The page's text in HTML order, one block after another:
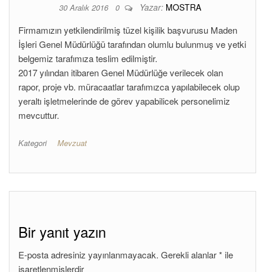
30 Aralık 2016 0 Yazar: MOSTRA
Firmamızın yetkilendirilmiş tüzel kişilik başvurusu Maden
İşleri Genel Müdürlüğü tarafından olumlu bulunmuş ve yetki
belgemiz tarafımıza teslim edilmiştir.
2017 yılından itibaren Genel Müdürlüğe verilecek olan
rapor, proje vb. müracaatlar tarafımızca yapılabilecek olup
yeraltı işletmelerinde de görev yapabilicek personelimiz
mevcuttur.
Kategori Mevzuat
Bir yanıt yazın
E-posta adresiniz yayınlanmayacak. Gerekli alanlar* ile
işaretlenmişlerdir